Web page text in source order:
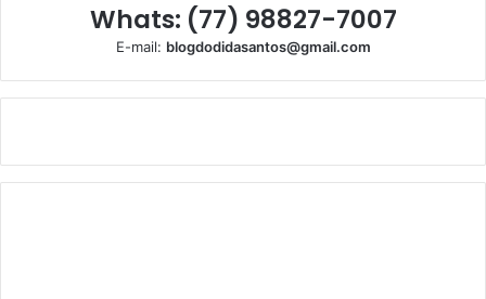
Whats: (77) 98827-7007
E-mail: blogdodidasantos@gmail.com